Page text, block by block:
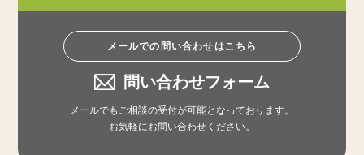
メールでの問い合わせはこちら
問い合わせフォーム
メールでもご相談の受付が可能となっております。
お気軽にお問い合わせください。